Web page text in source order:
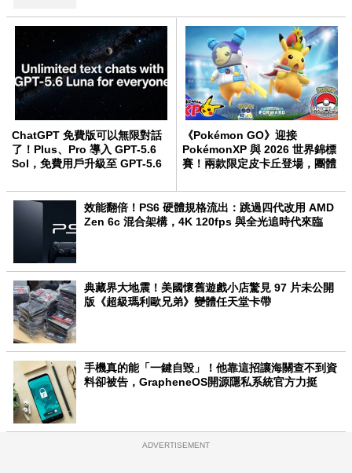
ChatGPT 免費版可以無限對話
了！Plus、Pro 導入 GPT-5.6
Sol，免費用戶升級至 GPT-5.6
《Pokémon GO》迎接
PokémonXP 與 2026 世界錦標
賽！兩款限定皮卡丘登場，團體
效能翻倍！PS6 硬體規格流出：跳過四代改用 AMD
Zen 6c 混合架構，4K 120fps 與全光追時代來臨
典藏界大地震！美國懷舊遊戲小店驚見 97 片未公開
版《超級瑪利歐兄弟》變體任天堂卡帶
手機真的能「一鍵自毀」！他靠這招讓海關查不到資
料卻被告，GrapheneOS開源隱私系統官方力挺
ADVERTISEMENT